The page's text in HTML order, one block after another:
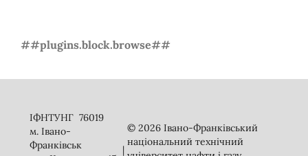
##plugins.block.browse##
ІФНТУНГ 76019
м. Івано-
Франківськ
|
© 2026 Івано-Франківський
національний технічний